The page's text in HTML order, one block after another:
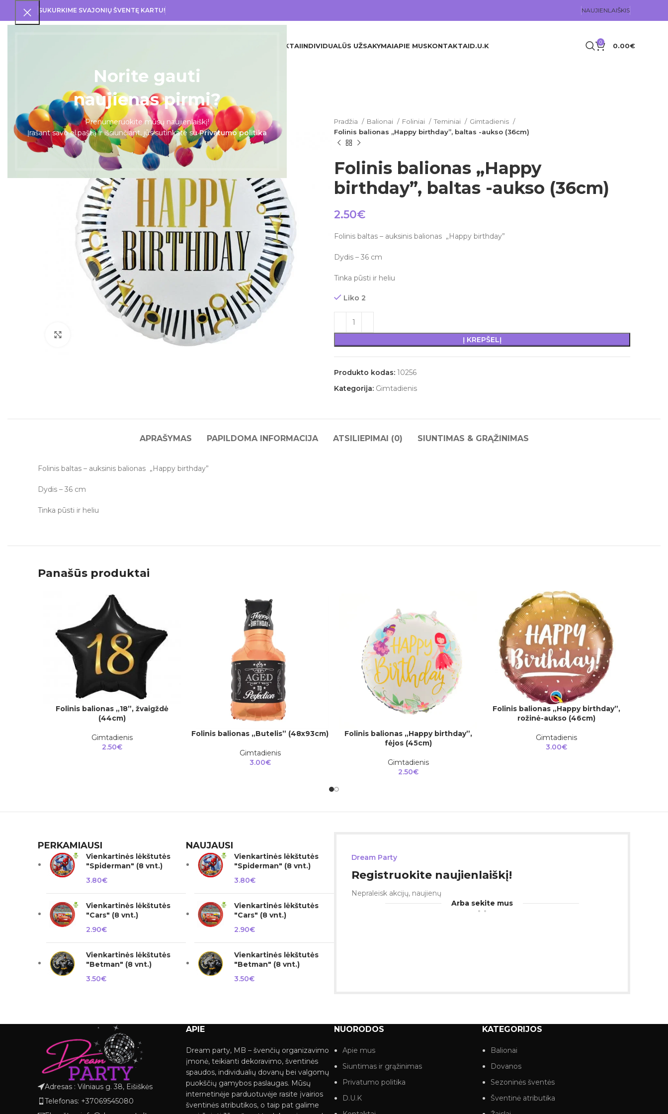
Norite gauti
naujienas pirmi?
Prenumeruokite mūsų naujienlaiškį!
Įrašant savo el.paštą ir išsiunčiant, jūs sutinkate suPrivatumo politika
SUKURKIME SVAJONIŲ ŠVENTĘ KARTU! NAUJIENLAIŠKIS
VISI PRODUKTAIINDIVIDUALŪS UŽSAKYMAIAPIE MUSKONTAKTAID.U.K 0 0.00€
Pradžia Balionai Foliniai Teminiai
Gimtadienis
Folinis balionas „Happy birthday”, baltas -aukso (36cm)
Folinis balionas „Happy
birthday”, baltas -aukso (36cm)
2.50€
Folinis baltas – auksinis balionas „Happy birthday”
Dydis – 36 cm
Tinka pūsti ir heliu
Liko 2
Į KREPŠELĮ
Produkto kodas: 10256
Kategorija: Gimtadienis
APRAŠYMAS PAPILDOMA INFORMACIJA ATSILIEPIMAI (0) SIUNTIMAS & GRĄŽINIMAS
Folinis baltas – auksinis balionas „Happy birthday”
Dydis – 36 cm
Tinka pūsti ir heliu
Panašūs produktai
Į KREPŠELĮ
Folinis balionas „18”, žvaigždė
(44cm)
Gimtadienis
2.50€
Į KREPŠELĮ
Folinis balionas „Butelis” (48x93cm)
Gimtadienis
3.00€
Į KREPŠELĮ
Folinis balionas „Happy birthday”,
fėjos (45cm)
Gimtadienis
2.50€
Į KREPŠELĮ
Folinis balionas „Happy birthday”,
rožinė-aukso (46cm)
Gimtadienis
3.00€
PERKAMIAUSI
Vienkartinės lėkštutės
"Spiderman" (8 vnt.)
3.80€
Vienkartinės lėkštutės
"Cars" (8 vnt.)
2.90€
Vienkartinės lėkštutės
"Betman" (8 vnt.)
3.50€
NAUJAUSI
Vienkartinės lėkštutės
"Spiderman" (8 vnt.)
3.80€
Vienkartinės lėkštutės
"Cars" (8 vnt.)
2.90€
Vienkartinės lėkštutės
"Betman" (8 vnt.)
3.50€
Dream Party
Registruokite naujienlaiškį!
Nepraleisk akcijų, naujienų
Arba sekite mus
Adresas : Vilniaus g. 38, Eišiškės
Telefonas: +37069545080
APIE
Dream party, MB – švenčių organizavimo
įmonė, teikianti dekoravimo, šventinės
spaudos, individualių dovanų bei valgomų
puokščių gamybos paslaugas. Mūsų
internetinėje parduotuvėje rasite įvairios
šventinės atributikos, o taip pat galime
NUORODOS
Apie mus
Siuntimas ir grąžinimas
Privatumo politika
D.U.K
KATEGORIJOS
Balionai
Dovanos
Sezoninės šventės
Šventinė atributika